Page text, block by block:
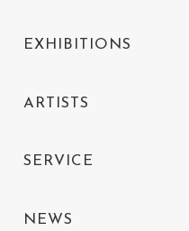
EXHIBITIONS
ARTISTS
SERVICE
NEWS